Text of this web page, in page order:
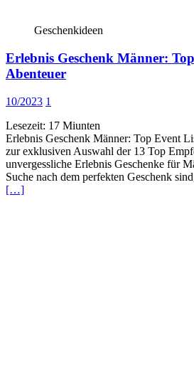
Geschenkideen
Erlebnis Geschenk Männer:
Abenteuer
10/2023 1
Lesezeit: 17 Miunten
Erlebnis Geschenk Männer: Top Event
zur exklusiven Auswahl der 13 Top
unvergessliche Erlebnis Geschenke für
Suche nach dem perfekten Geschenk
[…]